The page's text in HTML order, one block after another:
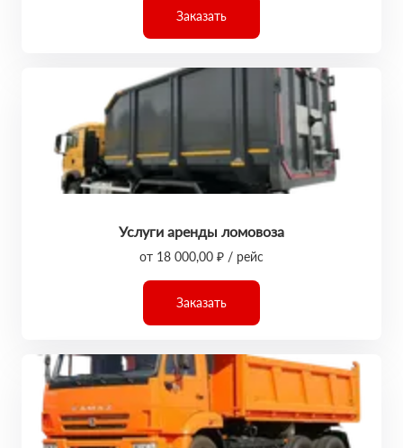
Заказать
Услуги аренды ломовоза
от 18 000,00 ₽ / рейс
Заказать